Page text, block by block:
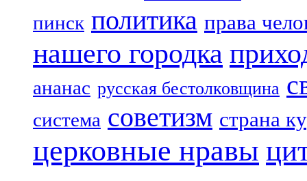
пинск политика права
нашего городка
ананас русская бестолковщина
система советизм страна
церковные нравы